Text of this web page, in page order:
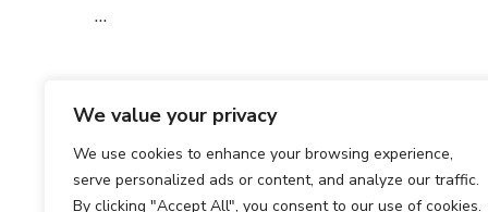
We value your privacy
We use cookies to enhance your browsing experience,
serve personalized ads or content, and analyze our traffic.
By clicking "Accept All", you consent to our use of cookies.
…
Pagination
PRÉCÉDENT PAGE
1 … PAGE
5 6